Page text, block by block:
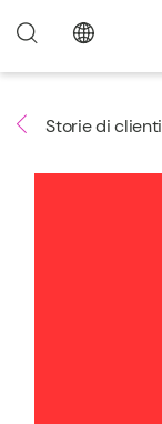
Storie di clienti